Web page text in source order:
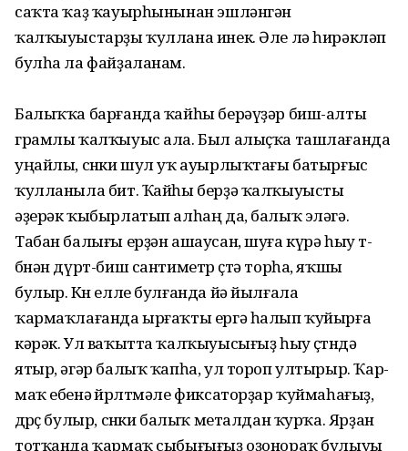
саҡта ҡаҙ ҡа­уырһынынан эшләнгән
ҡалҡыуыстарҙы ҡуллана инек. Әле лә һирәкләп
булһа ла файҙаланам.
Балыҡҡа барғанда ҡайһы берәүҙәр биш-алты
грамлы ҡалҡыуыс ала. Был алыҫҡа ташлағанда
уңайлы, сөнки шул уҡ ауырлыҡтағы батыр­ғыс
ҡулланыла бит. Ҡайһы берҙә ҡалҡыуысты
әҙерәк ҡыбырлатып алһаң да, балыҡ эләгә.
Табан балығы ерҙән ашаусан, шуға күрә һыу тө­
бөнән дүрт-биш сантиметр өҫтә торһа, яҡшы
булыр. Көн елле булғанда йә йылғала
ҡармаҡлағанда ырғаҡты ергә һалып ҡуйырға
кәрәк. Ул ваҡытта ҡалҡыуысығыҙ һыу өҫтөндә
ятыр, әгәр балыҡ ҡапһа, ул тороп ултырыр. Ҡар­
маҡ ебенә өйрөлтмәле фиксаторҙар ҡуймаһағыҙ,
дөрөҫ булыр, сөнки балыҡ металдан ҡурҡа. Ярҙан
тотҡан­да ҡармаҡ сыбығығыҙ оҙоно­раҡ булыуы